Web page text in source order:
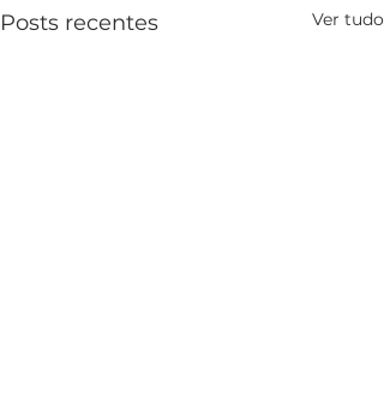
Posts recentes Ver tudo